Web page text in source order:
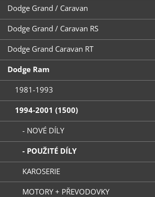
Dodge Grand / Caravan
Dodge Grand / Caravan RS
Dodge Grand Caravan RT
Dodge Ram
1981-1993
1994-2001 (1500)
- NOVÉ DÍLY
- POUŽITÉ DÍLY
KAROSERIE
MOTORY + PŘEVODOVKY